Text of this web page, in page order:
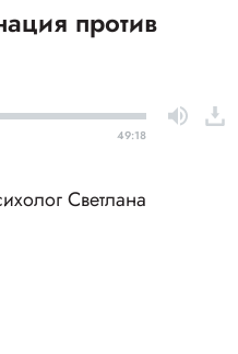
против
49:18
Светлана